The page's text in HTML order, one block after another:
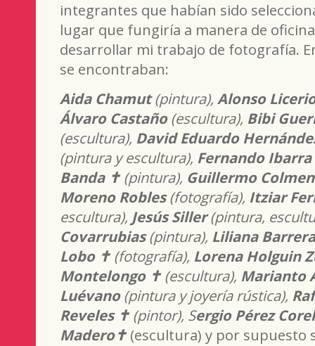
integrantes que habían sido
lugar que fungiría a manera de
desarrollar mi trabajo de fotografía.
se encontraban:
Aida Chamut(pintura),Alonso
Álvaro Castaño(escultura), Bibi
(escultura), David Eduardo
(pintura y escultura), Fernando Ibarra
Banda ✝ (pintura), Guillermo
Moreno Robles(fotografía), Itziar
escultura), Jesús Siller(pintura,
Covarrubias(pintura), Liliana
Lobo ✝ (fotografía), Lorena Holguin
Montelongo ✝ (escultura), Marianto
Luévano(pintura y joyería rústica),
Reveles ✝ (pintor), Sergio Pérez
Madero✝ (escultura) y por supuesto